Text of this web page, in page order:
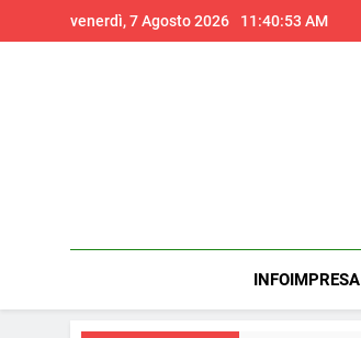
to
venerdì, 7 Agosto 2026 11:40:55 AM
INFOIMPRESA